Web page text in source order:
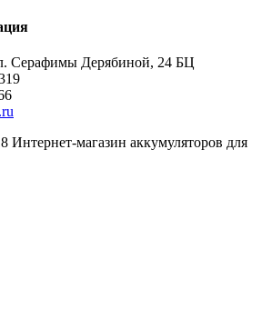
Серафимы Дерябиной, 24 БЦ
Интернет-магазин аккумуляторов для